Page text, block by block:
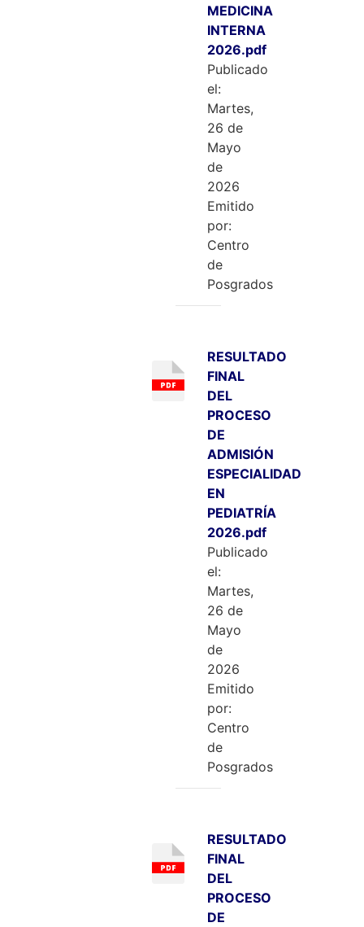
MEDICINA
INTERNA
2026.pdf
Publicado
el:
Martes,
26 de
Mayo
de
2026
Emitido
por:
Centro
de
Posgrados
RESULTADO
FINAL
DEL
PROCESO
DE
ADMISIÓN
ESPECIALIDAD
EN
PEDIATRÍA
2026.pdf
Publicado
el:
Martes,
26 de
Mayo
de
2026
Emitido
por:
Centro
de
Posgrados
RESULTADO
FINAL
DEL
PROCESO
DE